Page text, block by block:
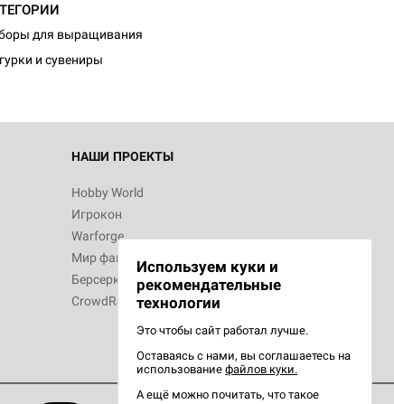
для выращивания
и сувениры
НАШИ ПРОЕКТЫ
Hobby World
Игрокон
Warforge
Мир фантастики
Берсерк
CrowdRepublic
Используем куки и
рекомендательные
технологии
Это чтобы сайт работал лучше.
Оставаясь с нами, вы соглашаетесь на
использование файлов куки.
А ещё можно почитать, что такое